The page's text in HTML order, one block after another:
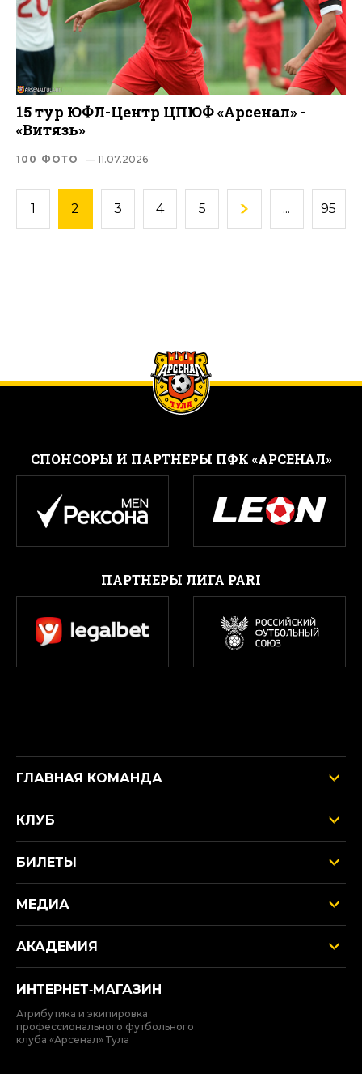
15 тур ЮФЛ-Центр ЦПЮФ «Арсенал» -
«Витязь»
100 ФОТО — 11.07.2026
1 2 3 4 5 ... 95
CПОНСОРЫ И ПАРТНЕРЫ ПФК «АРСЕНАЛ»
ПАРТНЕРЫ ЛИГА PARI
ГЛАВНАЯ КОМАНДА
КЛУБ
БИЛЕТЫ
МЕДИА
АКАДЕМИЯ
ИНТЕРНЕТ‑МАГАЗИН
Атрибутика и экипировка
профессионального футбольного
клуба «Арсенал» Тула